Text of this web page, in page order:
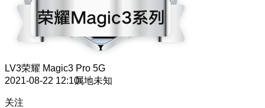
LV3荣耀 Magic3 Pro 5G
2021-08-22 12:10属地未知
关注